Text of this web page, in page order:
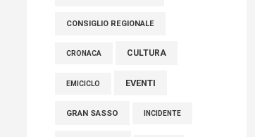
CONSIGLIO REGIONALE
CRONACA CULTURA
EMICICLO EVENTI
GRAN SASSO INCIDENTE